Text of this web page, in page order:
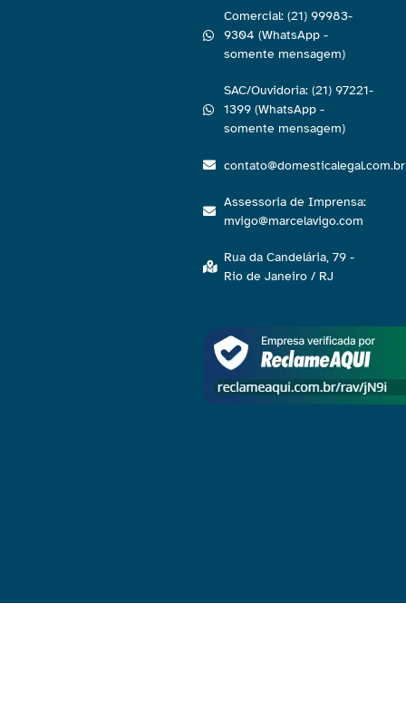
Comercial: (21) 99983-
9304 (WhatsApp -
somente mensagem)
SAC/Ouvidoria: (21) 97221-
1399 (WhatsApp -
somente mensagem)
contato@domesticalegal.com.br
Assessoria de Imprensa:
mvigo@marcelavigo.com
Rua da Candelária, 79 -
Rio de Janeiro / RJ